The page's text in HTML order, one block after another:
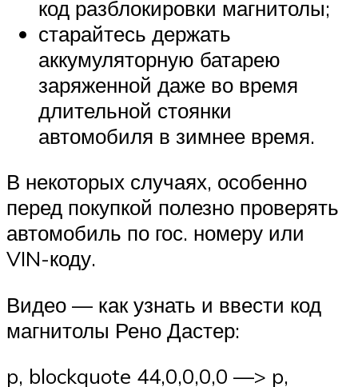
код разблокировки магнитолы;
старайтесь держать
аккумуляторную батарею
заряженной даже во время
длительной стоянки
автомобиля в зимнее время.
В некоторых случаях, особенно
перед покупкой полезно проверять
автомобиль по гос. номеру или
VIN-коду.
Видео — как узнать и ввести код
магнитолы Рено Дастер:
p, blockquote 44,0,0,0,0 —> p,